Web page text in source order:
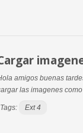
amigos buenas
las imagenes
Tags: Ext 4